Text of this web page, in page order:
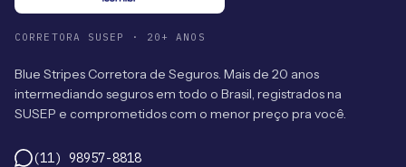
CORRETORA SUSEP · 20+ ANOS
Blue Stripes Corretora de Seguros. Mais de 20 anos
intermediando seguros em todo o Brasil, registrados na
SUSEP e comprometidos com o menor preço pra você.
(11) 98957-8818